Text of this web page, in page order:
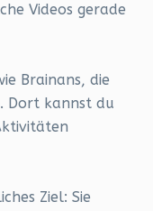
Videos gerade
Brainans, die
Dort kannst du
Ziel: Sie